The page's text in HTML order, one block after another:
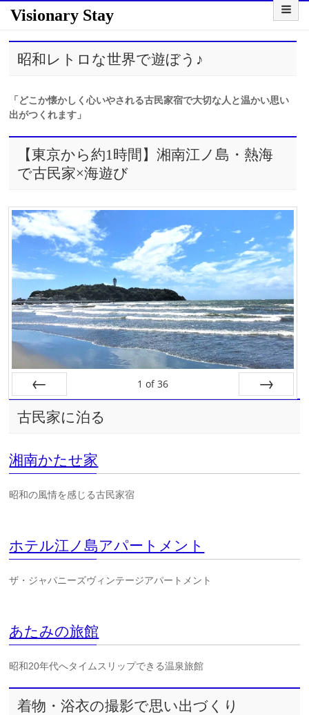
Visionary Stay
昭和レトロな世界で遊ぼう♪
「どこか懐かしく心いやされる古民家宿で大切な人と温かい思い
出がつくれます」
【東京から約1時間】湘南江ノ島・熱海
で古民家×海遊び
Prev
1 of 36
古民家に泊る
湘南かたせ家
昭和の風情を感じる古民家宿
ホテル江ノ島アパートメント
ザ・ジャパニーズヴィンテージアパートメント
あたみの旅館
昭和20年代へタイムスリップできる温泉旅館
着物・浴衣の撮影で思い出づくり